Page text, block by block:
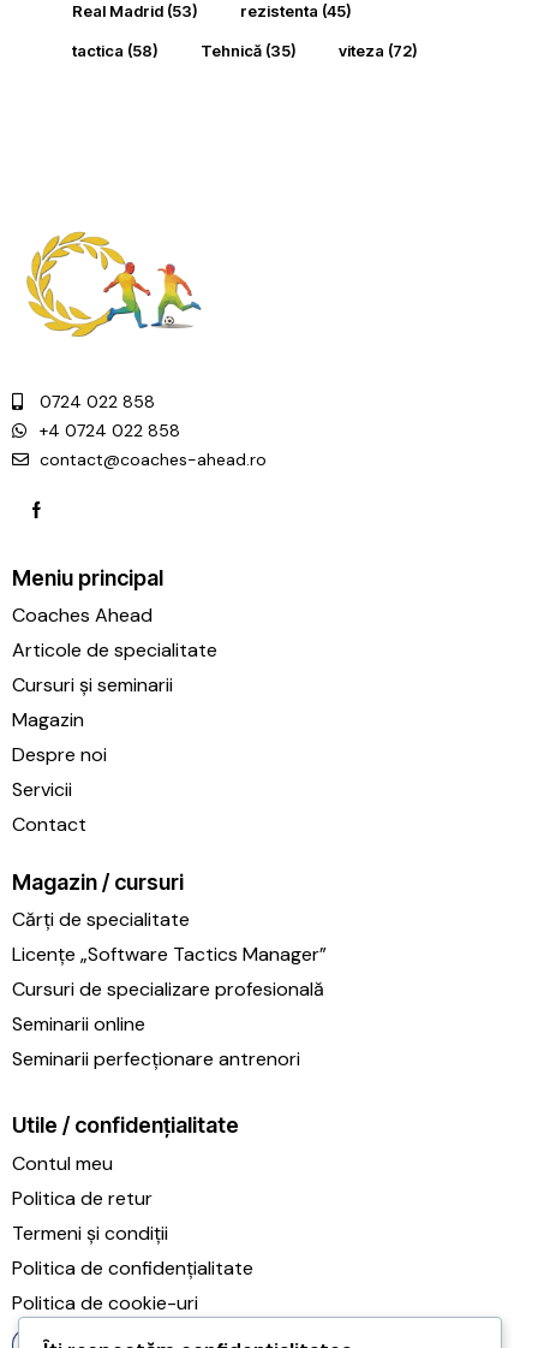
Real Madrid (53) rezistenta (45)
tactica (58) Tehnică (35) viteza (72)
0724 022 858
+4 0724 022 858
contact@coaches-ahead.ro
Meniu principal
Coaches Ahead
Articole de specialitate
Cursuri și seminarii
Magazin
Despre noi
Servicii
Contact
Magazin / cursuri
Cărți de specialitate
Licențe „Software Tactics Manager”
Cursuri de specializare profesională
Seminarii online
Seminarii perfecționare antrenori
Utile / confidențialitate
Contul meu
Politica de retur
Termeni și condiții
Politica de confidențialitate
Politica de cookie-uri